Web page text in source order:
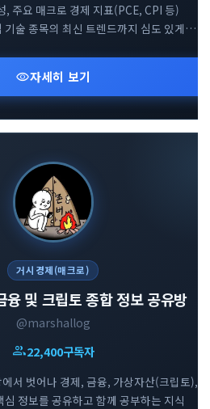
주요 매크로 경제 지표(PCE, CPI 등)
술 종목의 최신 트렌드까지 심도 있게
차별화된 통찰을 제공합니다.
visibility자세히 보기
거시경제(매크로)
융 및 크립토 종합 정보 공유방
@marshallog
group22,400구독자
서 벗어나 경제, 금융, 가상자산(크립토),
정보를 공유하고 함께 공부하는 지식